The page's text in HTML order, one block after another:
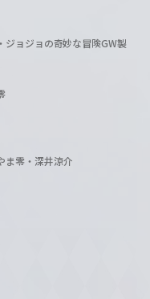
ジョジョの奇妙な冒険GW製
ま零・深井涼介